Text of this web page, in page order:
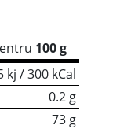
100 g
kj / 300 kCal
0.2 g
73 g